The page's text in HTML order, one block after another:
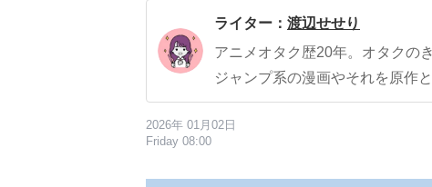
ライター： 渡辺せせり
アニメオタク歴20年。オタクの
ジャンプ系の漫画やそれを原作
2026年 01月02日
Friday 08:00